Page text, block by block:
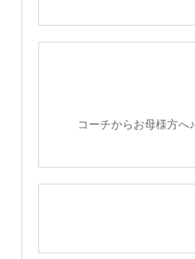
コーチからお母様方へ♪